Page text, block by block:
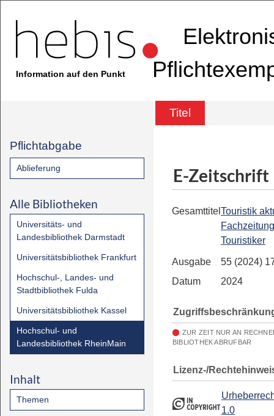
Information auf den Punkt
Titel
Pflichtabgabe
Ablieferung
Alle Bibliotheken
Universitäts- und
Landesbibliothek Darmstadt
Universitätsbibliothek Frankfurt
Hochschul-, Landes- und
Stadtbibliothek Fulda
Universitätsbibliothek Kassel
Hochschul- und
Landesbibliothek RheinMain
Inhalt
Themen
E-Zeitschrift
Gesamttitel Touristik
Touristiker
Ausgabe
55 (2024)
Datum
2024
ZUR ZEIT NUR AN
BIBLIOTHEK ABRUFBAR
Lizenz-/
1.0